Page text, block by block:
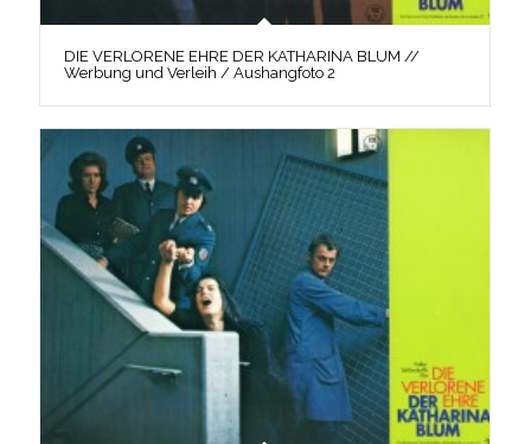
DIE VERLORENE EHRE DER KATHARINA BLUM //
Werbung und Verleih / Aushangfoto 2